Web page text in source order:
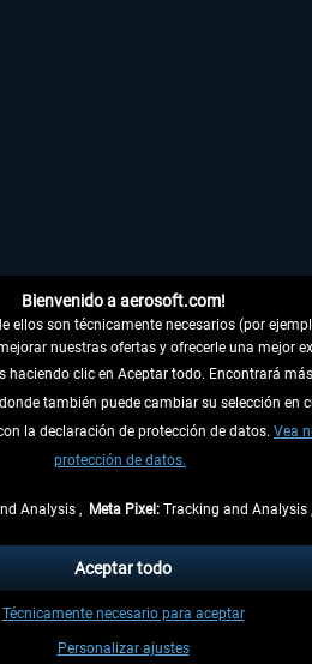
Bienvenido a aerosoft.com!
ellos son técnicamente necesarios (por
nuestras ofertas y ofrecerle una mejor
haciendo clic en Aceptar todo. Encontrará
también puede cambiar su selección en
la declaración de protección de datos. Vea
protección de datos.
Analysis , Meta Pixel:Tracking and
Personalizar ajustes
Técnicamente necesario para aceptar
Aceptar todo